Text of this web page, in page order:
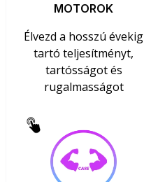
MOTOROK
Élvezd a hosszú évekig
tartó teljesítményt,
tartósságot és
rugalmasságot